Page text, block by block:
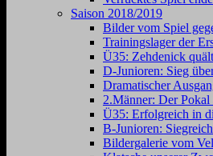
Saison 2018/2019
Bilder vom Spiel
Trainingslager der
Ü35: Zehdenick
D-Junioren: Sieg
Dramatischer
2.Männer: Der Pokal
Ü35: Erfolgreich in
B-Junioren:
Bildergalerie vom